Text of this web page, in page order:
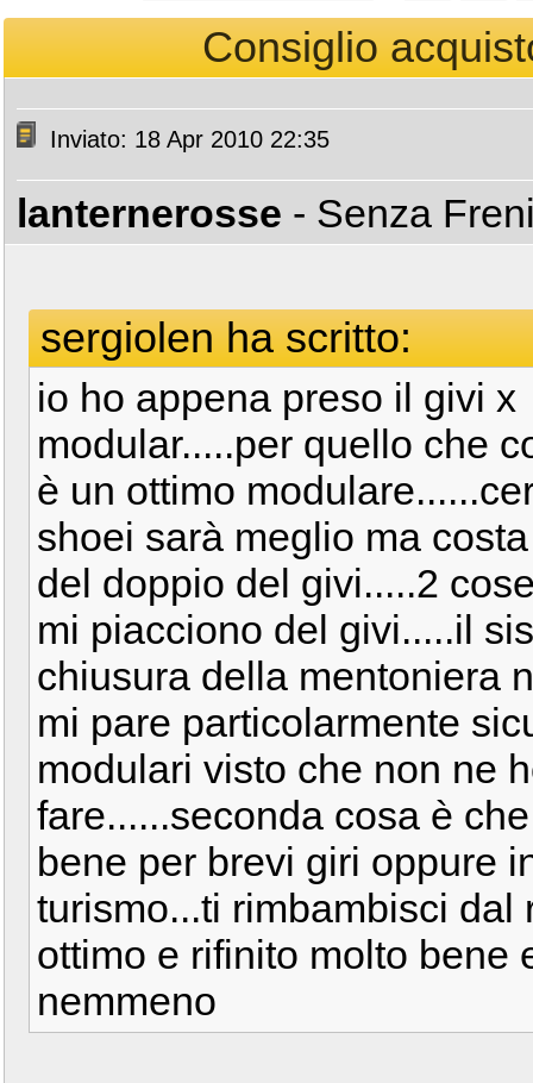
Consiglio
Inviato: 18 Apr 2010 22:35
lanternerosse - Senza
sergiolen ha scritto:
io ho appena preso il givi x
modular.....per quello che
è un ottimo
shoei sarà meglio ma
del doppio del givi.....2
mi piacciono del givi.....il
chiusura della mentoniera
mi pare particolarmente
modulari visto che non ne
fare......seconda cosa è
bene per brevi giri oppure
turismo...ti rimbambisci dal
ottimo e rifinito molto bene
nemmeno